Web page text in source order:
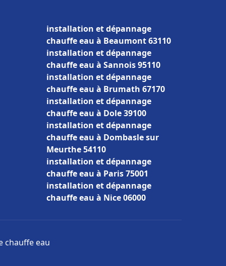
installation et dépannage
chauffe eau à Beaumont 63110
installation et dépannage
chauffe eau à Sannois 95110
installation et dépannage
chauffe eau à Brumath 67170
installation et dépannage
chauffe eau à Dole 39100
installation et dépannage
chauffe eau à Dombasle sur
Meurthe 54110
installation et dépannage
chauffe eau à Paris 75001
installation et dépannage
chauffe eau à Nice 06000
chauffe eau